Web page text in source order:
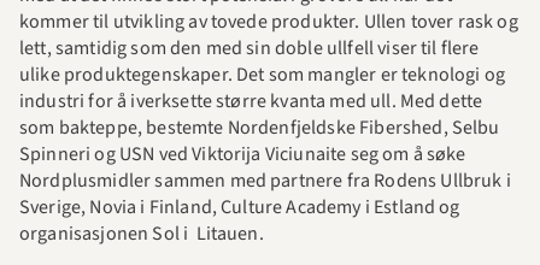
kommer til utvikling av tovede produkter. Ullen tover rask og
lett, samtidig som den med sin doble ullfell viser til flere
ulike produktegenskaper. Det som mangler er teknologi og
industri for å iverksette større kvanta med ull. Med dette
som bakteppe, bestemte Nordenfjeldske Fibershed, Selbu
Spinneri og USN ved Viktorija Viciunaite seg om å søke
Nordplusmidler sammen med partnere fra Rodens Ullbruk i
Sverige, Novia i Finland, Culture Academy i Estland og
organisasjonen Sol i  Litauen.